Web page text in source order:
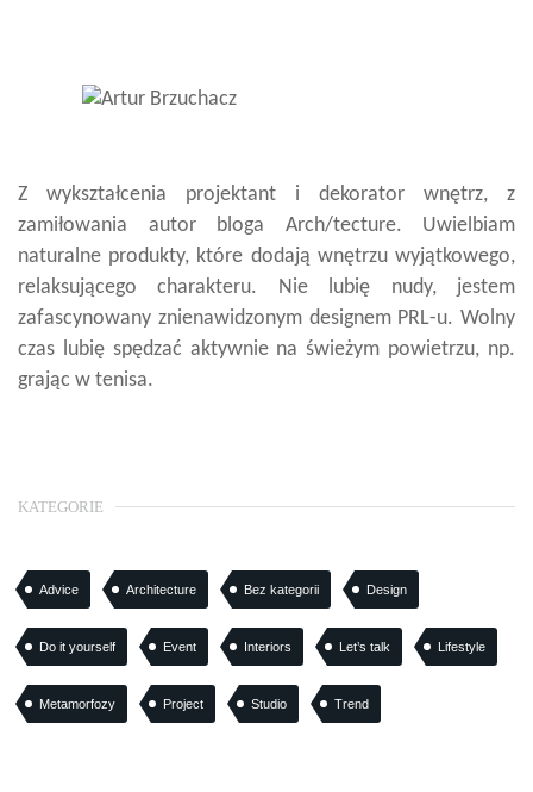
Z wykształcenia projektant i dekorator wnętrz, z
zamiłowania autor bloga Arch/tecture. Uwielbiam
naturalne produkty, które dodają wnętrzu wyjątkowego,
relaksującego charakteru. Nie lubię nudy, jestem
zafascynowany znienawidzonym designem PRL-u. Wolny
czas lubię spędzać aktywnie na świeżym powietrzu, np.
grając w tenisa.
KATEGORIE
Advice Architecture Bez kategorii Design
Do it yourself Event Interiors Let’s talk Lifestyle
Metamorfozy Project Studio Trend